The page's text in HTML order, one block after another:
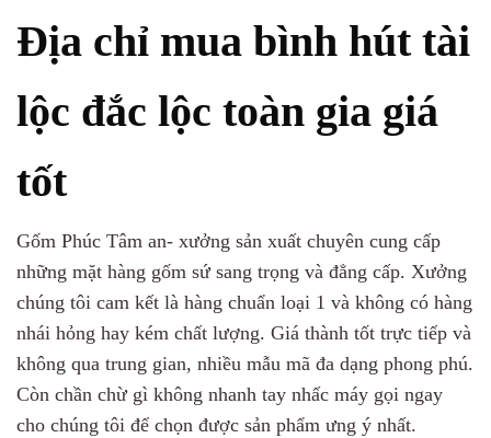
Địa chỉ mua bình hút tài
lộc đắc lộc toàn gia giá
tốt
Gốm Phúc Tâm an- xưởng sản xuất chuyên cung cấp
những mặt hàng gốm sứ sang trọng và đẳng cấp. Xưởng
chúng tôi cam kết là hàng chuẩn loại 1 và không có hàng
nhái hỏng hay kém chất lượng. Giá thành tốt trực tiếp và
không qua trung gian, nhiều mẫu mã đa dạng phong phú.
Còn chần chừ gì không nhanh tay nhấc máy gọi ngay
cho chúng tôi để chọn được sản phẩm ưng ý nhất.